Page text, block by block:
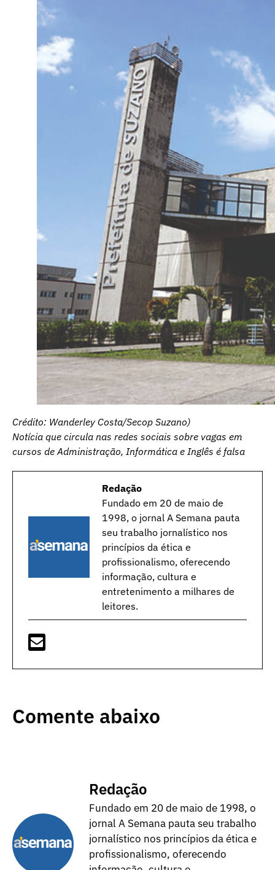
Crédito: Wanderley Costa/Secop Suzano)
Notícia que circula nas redes sociais sobre vagas em
cursos de Administração, Informática e Inglês é falsa
Redação
Fundado em 20 de maio de
1998, o jornal A Semana pauta
seu trabalho jornalístico nos
princípios da ética e
profissionalismo, oferecendo
informação, cultura e
entretenimento a milhares de
leitores.
Comente abaixo
Redação
Fundado em 20 de maio de 1998, o
jornal A Semana pauta seu trabalho
jornalístico nos princípios da ética e
profissionalismo, oferecendo